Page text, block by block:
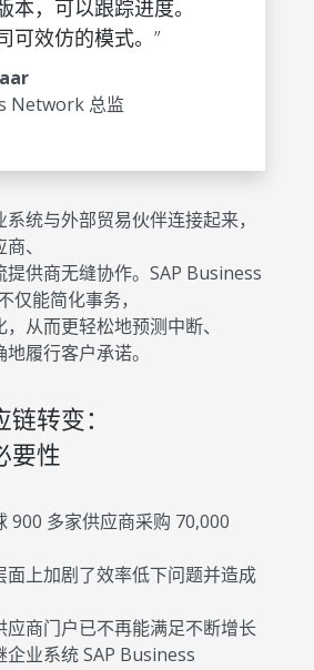
本，可以跟踪进度。
可效仿的模式。”
Network 总监
统与外部贸易伙伴连接起来，
、
提供商无缝协作。SAP Business
能简化事务，
从而更轻松地预测中断、
履行客户承诺。
转变：
要性
900 多家供应商采购 70,000
面上加剧了效率低下问题并造成
应商门户已不再能满足不断增长
企业系统 SAP Business